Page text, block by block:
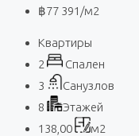
฿77 391 /м2
Квартиры
2
Спален
3
Санузлов
8
Этажей
138,00
м2